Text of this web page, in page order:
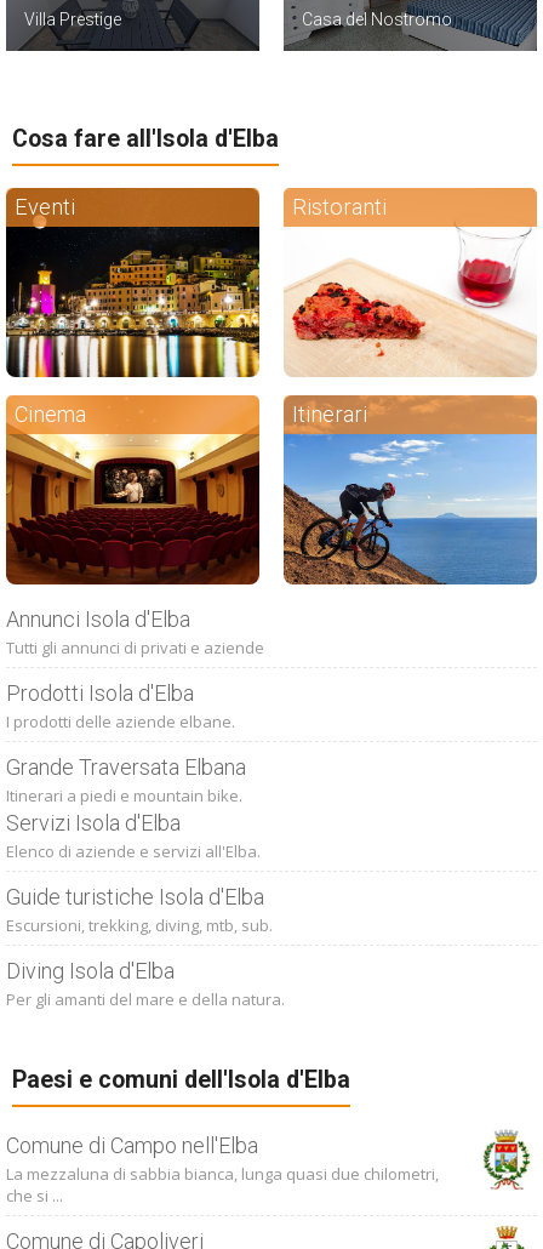
Villa Prestige Casa del Nostromo
Cosa fare all'Isola d'Elba
Eventi Ristoranti
Cinema Itinerari
Annunci Isola d'Elba
Tutti gli annunci di privati e aziende
Prodotti Isola d'Elba
I prodotti delle aziende elbane.
Grande Traversata Elbana
Itinerari a piedi e mountain bike.
Servizi Isola d'Elba
Elenco di aziende e servizi all'Elba.
Guide turistiche Isola d'Elba
Escursioni, trekking, diving, mtb, sub.
Diving Isola d'Elba
Per gli amanti del mare e della natura.
Paesi e comuni dell'Isola d'Elba
Comune di Campo nell'Elba
La mezzaluna di sabbia bianca, lunga quasi due chilometri,
che si ...
Comune di Capoliveri